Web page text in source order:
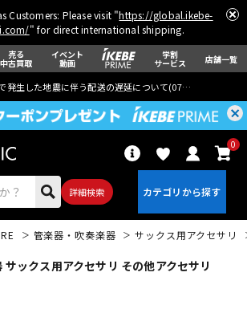
Customers: Please visit "https://global.ikebe-
" for direct international shipping.
売る
中古買取
イベント
動画
学割
サービス 店舗一覧
発生した地震に伴う配送の遅延について(07月29日
詳細検索
0
管楽器・吹奏楽器 サックス用アクセサリ
ックス用アクセサリ その他アクセサリ